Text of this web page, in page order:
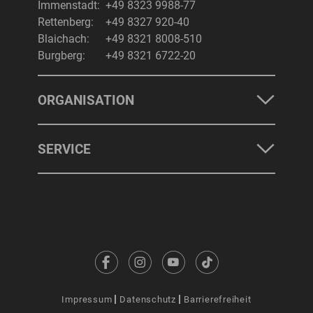
Immenstadt: +49 8323 9988-77
Rettenberg:
+49 8327 920-40
Blaichach:
+49 8321 8008-510
Burgberg:
+49 8321 6722-20
ORGANISATION
SERVICE
Impressum Datenschutz Barrierefreiheit